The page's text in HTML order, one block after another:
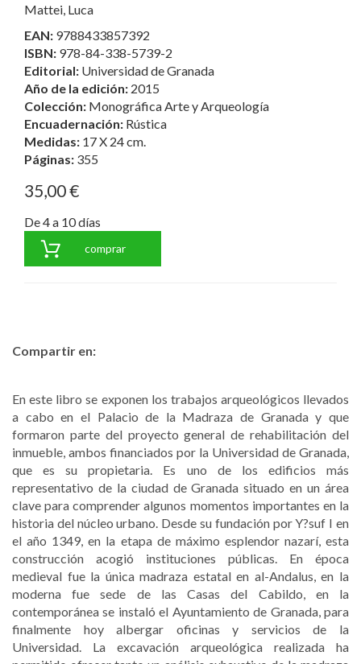
Mattei, Luca
EAN: 9788433857392
ISBN: 978-84-338-5739-2
Editorial: Universidad de Granada
Año de la edición: 2015
Colección: Monográfica Arte y Arqueología
Encuadernación: Rústica
Medidas: 17 X 24 cm.
Páginas: 355
35,00 €
De 4 a 10 días
comprar
Compartir en:
En este libro se exponen los trabajos arqueológicos llevados
a cabo en el Palacio de la Madraza de Granada y que
formaron parte del proyecto general de rehabilitación del
inmueble, ambos financiados por la Universidad de Granada,
que es su propietaria. Es uno de los edificios más
representativo de la ciudad de Granada situado en un área
clave para comprender algunos momentos importantes en la
historia del núcleo urbano. Desde su fundación por Y?suf I en
el año 1349, en la etapa de máximo esplendor nazarí, esta
construcción acogió instituciones públicas. En época
medieval fue la única madraza estatal en al-Andalus, en la
moderna fue sede de las Casas del Cabildo, en la
contemporánea se instaló el Ayuntamiento de Granada, para
finalmente hoy albergar oficinas y servicios de la
Universidad. La excavación arqueológica realizada ha